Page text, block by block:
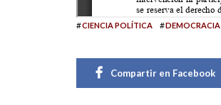
#CIENCIA POLÍTICA #DEMOCRACIA
Compartir en Facebook